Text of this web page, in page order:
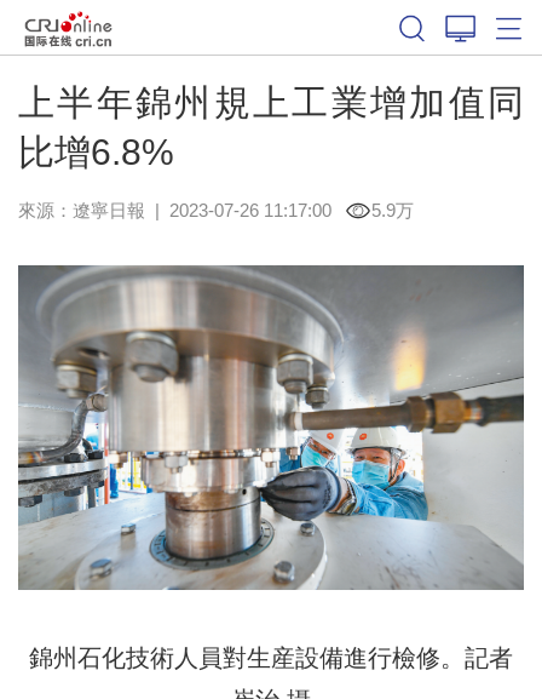
上半年錦州規上工業增加值同
比增6.8%
來源： 遼寧日報 | 2023-07-26 11:17:00 5.9万
錦州石化技術人員對生産設備進行檢修。記者